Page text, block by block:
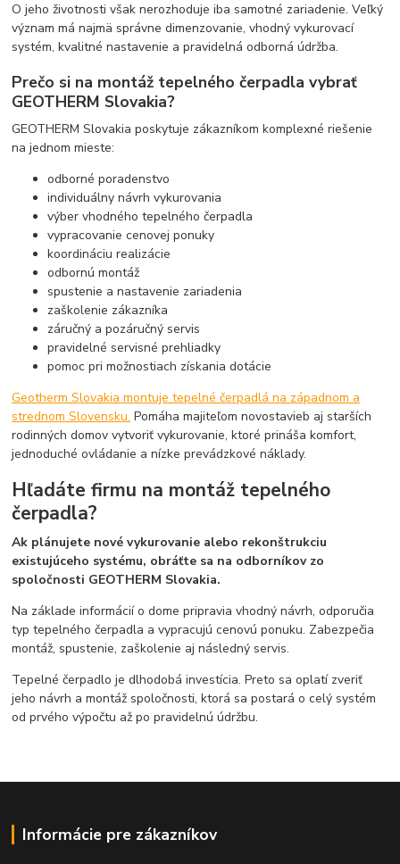
O jeho životnosti však nerozhoduje iba samotné zariadenie. Veľký
význam má najmä správne dimenzovanie, vhodný vykurovací
systém, kvalitné nastavenie a pravidelná odborná údržba.
Prečo si na montáž tepelného čerpadla vybrať
GEOTHERM Slovakia?
GEOTHERM Slovakia poskytuje zákazníkom komplexné riešenie
na jednom mieste:
odborné poradenstvo
individuálny návrh vykurovania
výber vhodného tepelného čerpadla
vypracovanie cenovej ponuky
koordináciu realizácie
odbornú montáž
spustenie a nastavenie zariadenia
zaškolenie zákazníka
záručný a pozáručný servis
pravidelné servisné prehliadky
pomoc pri možnostiach získania dotácie
Geotherm Slovakia montuje tepelné čerpadlá na západnom a
strednom Slovensku. Pomáha majiteľom novostavieb aj starších
rodinných domov vytvoriť vykurovanie, ktoré prináša komfort,
jednoduché ovládanie a nízke prevádzkové náklady.
Hľadáte firmu na montáž tepelného
čerpadla?
Ak plánujete nové vykurovanie alebo rekonštrukciu
existujúceho systému, obráťte sa na odborníkov zo
spoločnosti GEOTHERM Slovakia.
Na základe informácií o dome pripravia vhodný návrh, odporučia
typ tepelného čerpadla a vypracujú cenovú ponuku. Zabezpečia
montáž, spustenie, zaškolenie aj následný servis.
Tepelné čerpadlo je dlhodobá investícia. Preto sa oplatí zveriť
jeho návrh a montáž spoločnosti, ktorá sa postará o celý systém
od prvého výpočtu až po pravidelnú údržbu.
Informácie pre zákazníkov